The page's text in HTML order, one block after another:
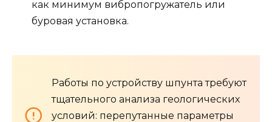
как минимум вибропогружатель или
буровая установка.
Работы по устройству шпунта требуют
тщательного анализа геологических
условий: перепутанные параметры